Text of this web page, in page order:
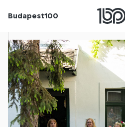
Budapest100